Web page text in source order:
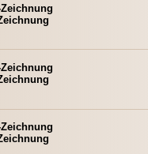
Zeichnung
Zeichnung
Zeichnung